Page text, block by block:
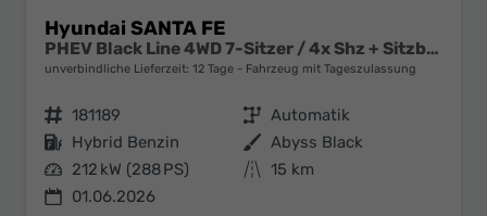
Hyundai SANTA FE
PHEV Black Line 4WD 7-Sitzer / 4x Shz + Sitzbelüftung ACC Head-Up 360° Kam. Leder Alu 20"
unverbindliche Lieferzeit: 12 Tage Fahrzeug mit Tageszulassung
Fahrzeugnr. 181189 Getriebe Automatik
Kraftstoff Hybrid Benzin Außenfarbe Abyss Black
Leistung 212 kW (288 PS) Kilometerstand 15 km
01.06.2026